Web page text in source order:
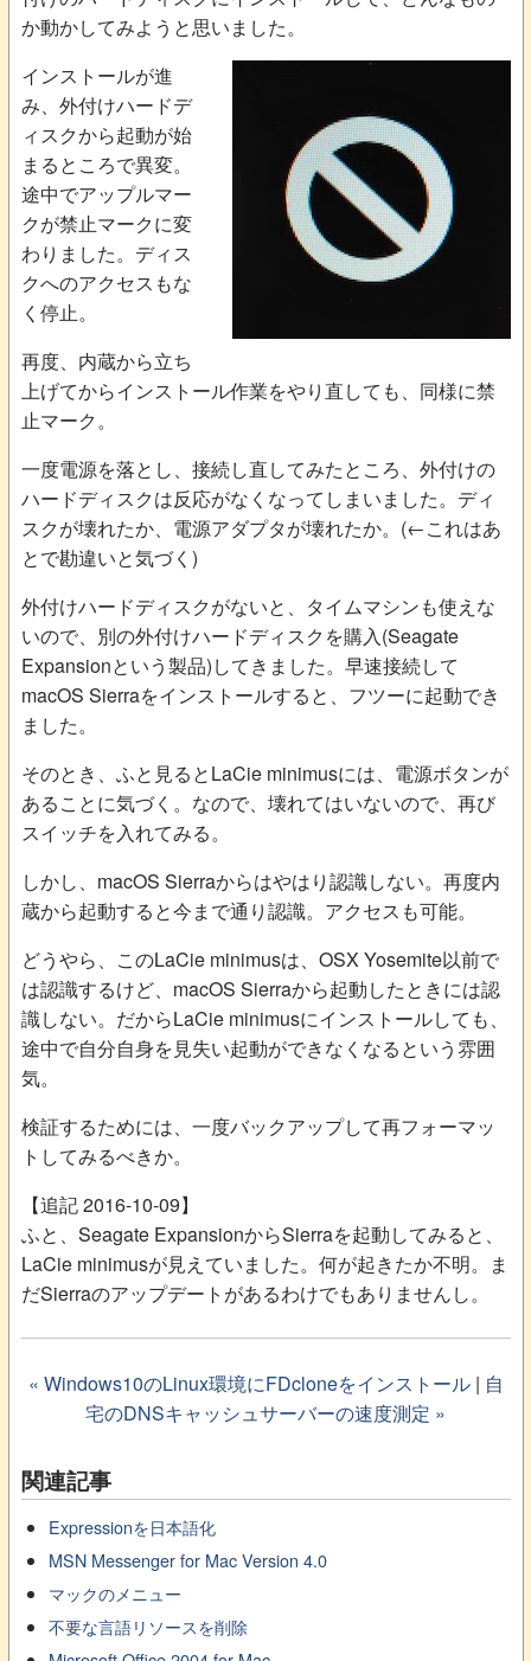
か動かしてみようと思いました。
インストールが進
み、外付けハードデ
ィスクから起動が始
まるところで異変。
途中でアップルマー
クが禁止マークに変
わりました。ディス
クへのアクセスもな
く停止。
再度、内蔵から立ち
上げてからインストール作業をやり直しても、同様に禁
止マーク。
一度電源を落とし、接続し直してみたところ、外付けの
ハードディスクは反応がなくなってしまいました。ディ
スクが壊れたか、電源アダプタが壊れたか。(←これはあ
とで勘違いと気づく)
外付けハードディスクがないと、タイムマシンも使えな
いので、別の外付けハードディスクを購入(Seagate
Expansionという製品)してきました。早速接続して
macOS Sierraをインストールすると、フツーに起動でき
ました。
そのとき、ふと見るとLaCie minimusには、電源ボタンが
あることに気づく。なので、壊れてはいないので、再び
スイッチを入れてみる。
しかし、macOS Sierraからはやはり認識しない。再度内
蔵から起動すると今まで通り認識。アクセスも可能。
どうやら、このLaCie minimusは、OSX Yosemite以前で
は認識するけど、macOS Sierraから起動したときには認
識しない。だからLaCie minimusにインストールしても、
途中で自分自身を見失い起動ができなくなるという雰囲
気。
検証するためには、一度バックアップして再フォーマッ
トしてみるべきか。
【追記 2016-10-09】
ふと、Seagate ExpansionからSierraを起動してみると、
LaCie minimusが見えていました。何が起きたか不明。ま
だSierraのアップデートがあるわけでもありませんし。
« Windows10のLinux環境にFDcloneをインストール| 自
宅のDNSキャッシュサーバーの速度測定 »
関連記事
Expressionを日本語化
MSN Messenger for Mac Version 4.0
マックのメニュー
不要な言語リソースを削除